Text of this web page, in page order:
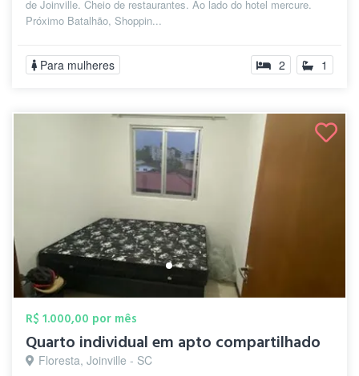
de Joinville. Cheio de restaurantes. Ao lado do hotel mercure.
Próximo Batalhão, Shoppin...
Para mulheres 2 1
R$ 1.000,00 por mês
Quarto individual em apto compartilhado
Floresta, Joinville - SC